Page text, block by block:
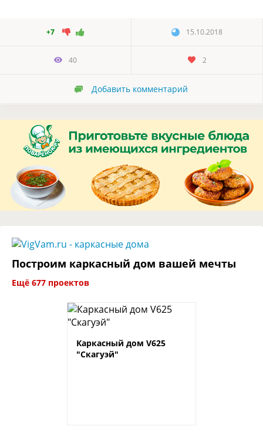
+7 15.10.2018
40 2
Добавить комментарий
Построим каркасный дом вашей мечты
Ещё 677 проектов
Каркасный дом V625
"Скагуэй"